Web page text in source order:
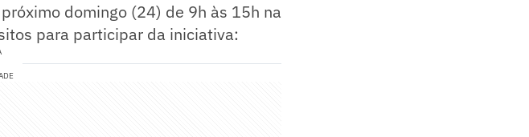
domingo (24) de 9h às 15h na
para participar da iniciativa: